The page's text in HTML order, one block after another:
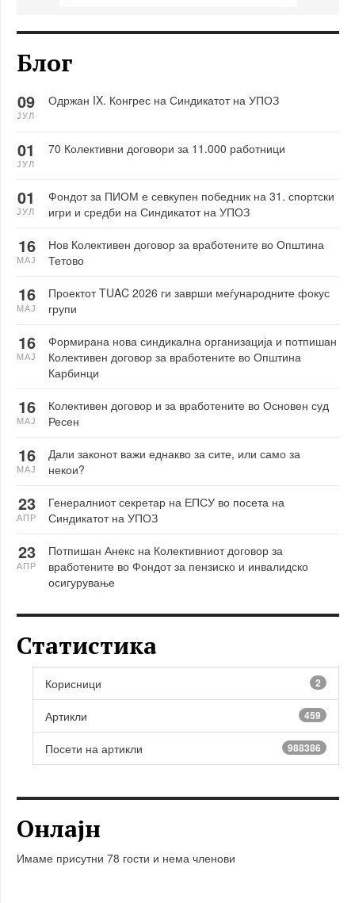
Блог
Одржан IX. Конгрес на Синдикатот на УПОЗ
09
ЈУЛ
70 Колективни договори за 11.000 работници
01
ЈУЛ
Фондот за ПИОМ е севкупен победник на 31. спортски
игри и средби на Синдикатот на УПОЗ
01
ЈУЛ
Нов Колективен договор за вработените во Општина
Тетово
16
МАЈ
Проектот TUAC 2026 ги заврши меѓународните фокус
групи
16
МАЈ
Формирана нова синдикална организација и потпишан
Колективен договор за вработените во Општина
Карбинци
16
МАЈ
Колективен договор и за вработените во Основен суд
Ресен
16
МАЈ
Дали законот важи еднакво за сите, или само за
некои?
16
МАЈ
Генералниот секретар на ЕПСУ во посета на
Синдикатот на УПОЗ
23
АПР
Потпишан Анекс на Колективниот договор за
вработените во Фондот за пензиско и инвалидско
осигурување
23
АПР
Статистика
Корисници 2
Артикли 459
Посети на артикли 988386
Онлајн
Имаме присутни 78 гости и нема членови